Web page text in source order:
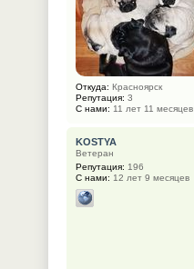
Откуда: Красноярск
Репутация: 3
С нами: 11 лет 11 месяцев
KOSTYA
Ветеран
Репутация: 196
С нами: 12 лет 9 месяцев